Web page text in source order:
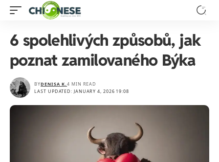
6 spolehlivých způsobů, jak
poznat zamilovaného Býka
LAST UPDATED: JANUARY 4, 2026 19:08
BYDENISA K.4 MIN READ